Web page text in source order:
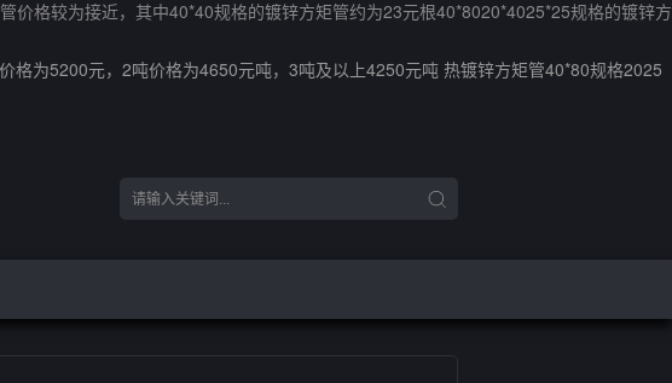
格较为接近，其中40*40规格的镀锌方矩管约为23元根40*8020*4025*25规格的镀锌方
为5200元，2吨价格为4650元吨，3吨及以上4250元吨 热镀锌方矩管40*80规格2025